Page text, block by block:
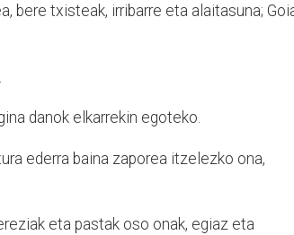
bere txisteak, irribarre eta alaitasuna;
danok elkarrekin egoteko.
ederra baina zaporea itzelezko ona,
eta pastak oso onak, egiaz eta